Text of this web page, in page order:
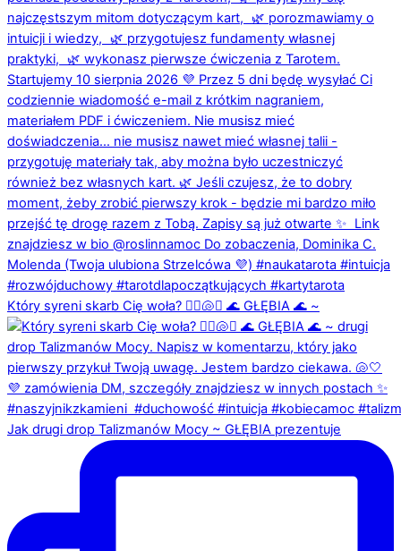
Który syreni skarb Cię woła? 🧜‍♀️🐚✨ 🌊 GŁĘBIA 🌊 ~
Jak drugi drop Talizmanów Mocy ~ GŁĘBIA prezentuje